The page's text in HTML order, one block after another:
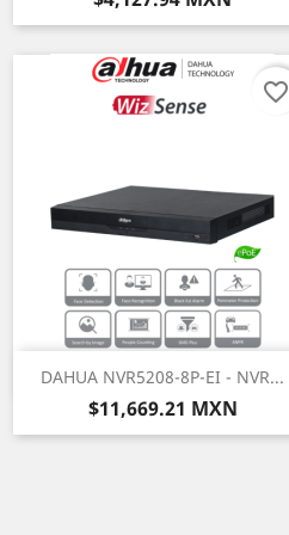
DAHUA NVR5208-8P-EI - NVR...
Precio
$11,669.21 MXN
Vista rápida
favorite_border